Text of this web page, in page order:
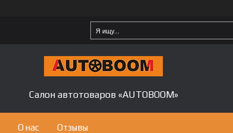
Салон автотоваров «AUTOBOOM»
О нас Отзывы